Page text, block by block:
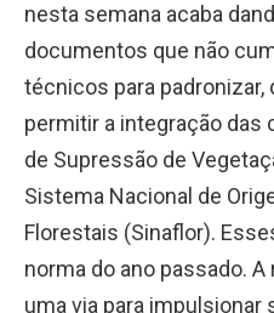
nesta semana acaba
documentos que não
técnicos para padronizar,
permitir a integração das
de Supressão de
Sistema Nacional de
Florestais (Sinaflor).
norma do ano passado.
uma via para impulsionar